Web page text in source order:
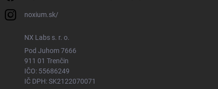
noxium.sk/
NX Labs s. r. o.
Pod Juhom 7666
911 01 Trenčin
IČO: 55686249
IČ DPH: SK2122070071